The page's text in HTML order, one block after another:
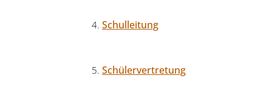
Schulleitung
Schülervertretung